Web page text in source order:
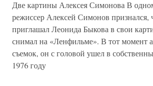
Две картины Алексея Симонова В
режиссер Алексей Симонов признался,
приглашал Леонида Быкова в свои
снимал на «Ленфильме». В тот момент
съемок, он с головой ушел в
1976 году